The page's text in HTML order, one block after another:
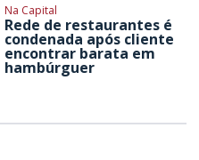
Na Capital
Rede de restaurantes é
condenada após cliente
encontrar barata em
hambúrguer